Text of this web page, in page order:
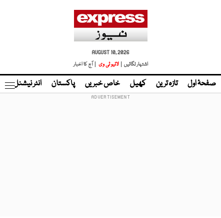
AUGUST 10, 2026
اشتہار لگائیں |
لائیو ٹی وی | آج کا اخبار
صفحۂ اول تازہ ترین کھیل خاص خبریں پاکستان انٹر نیشنل